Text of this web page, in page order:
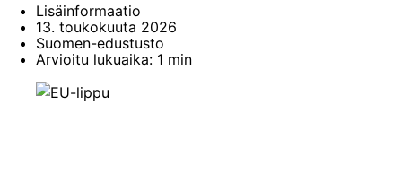
Lisäinformaatio
13. toukokuuta 2026
Suomen-edustusto
Arvioitu lukuaika: 1 min